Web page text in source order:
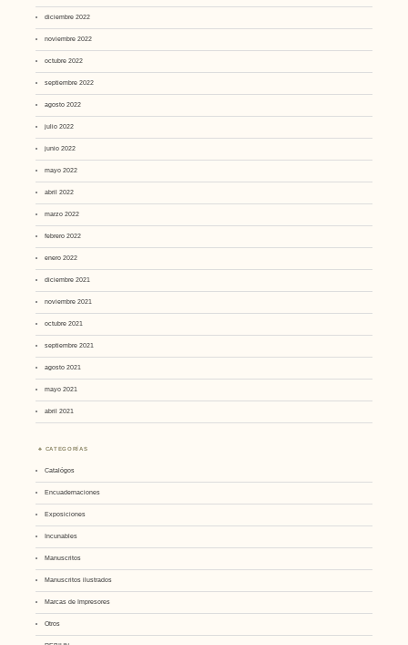
diciembre 2022
noviembre 2022
octubre 2022
septiembre 2022
agosto 2022
julio 2022
junio 2022
mayo 2022
abril 2022
marzo 2022
febrero 2022
enero 2022
diciembre 2021
noviembre 2021
octubre 2021
septiembre 2021
agosto 2021
mayo 2021
abril 2021
CATEGORÍAS
Catalógos
Encuadernaciones
Exposiciones
Incunables
Manuscritos
Manuscritos ilustrados
Marcas de Impresores
Otros